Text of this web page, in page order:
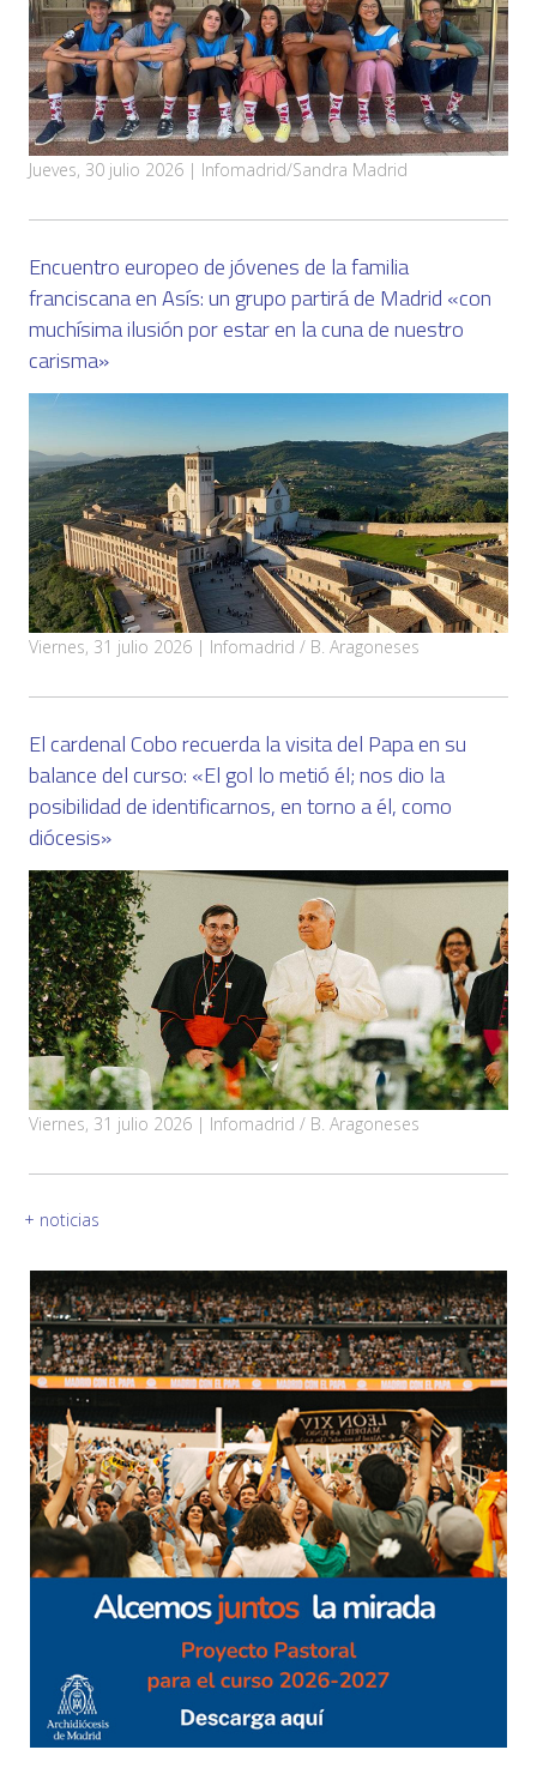
Jueves, 30 julio 2026 | Infomadrid/Sandra Madrid
Encuentro europeo de jóvenes de la familia
franciscana en Asís: un grupo partirá de Madrid «con
muchísima ilusión por estar en la cuna de nuestro
carisma»
Viernes, 31 julio 2026 | Infomadrid / B. Aragoneses
El cardenal Cobo recuerda la visita del Papa en su
balance del curso: «El gol lo metió él; nos dio la
posibilidad de identificarnos, en torno a él, como
diócesis»
Viernes, 31 julio 2026 | Infomadrid / B. Aragoneses
+ noticias